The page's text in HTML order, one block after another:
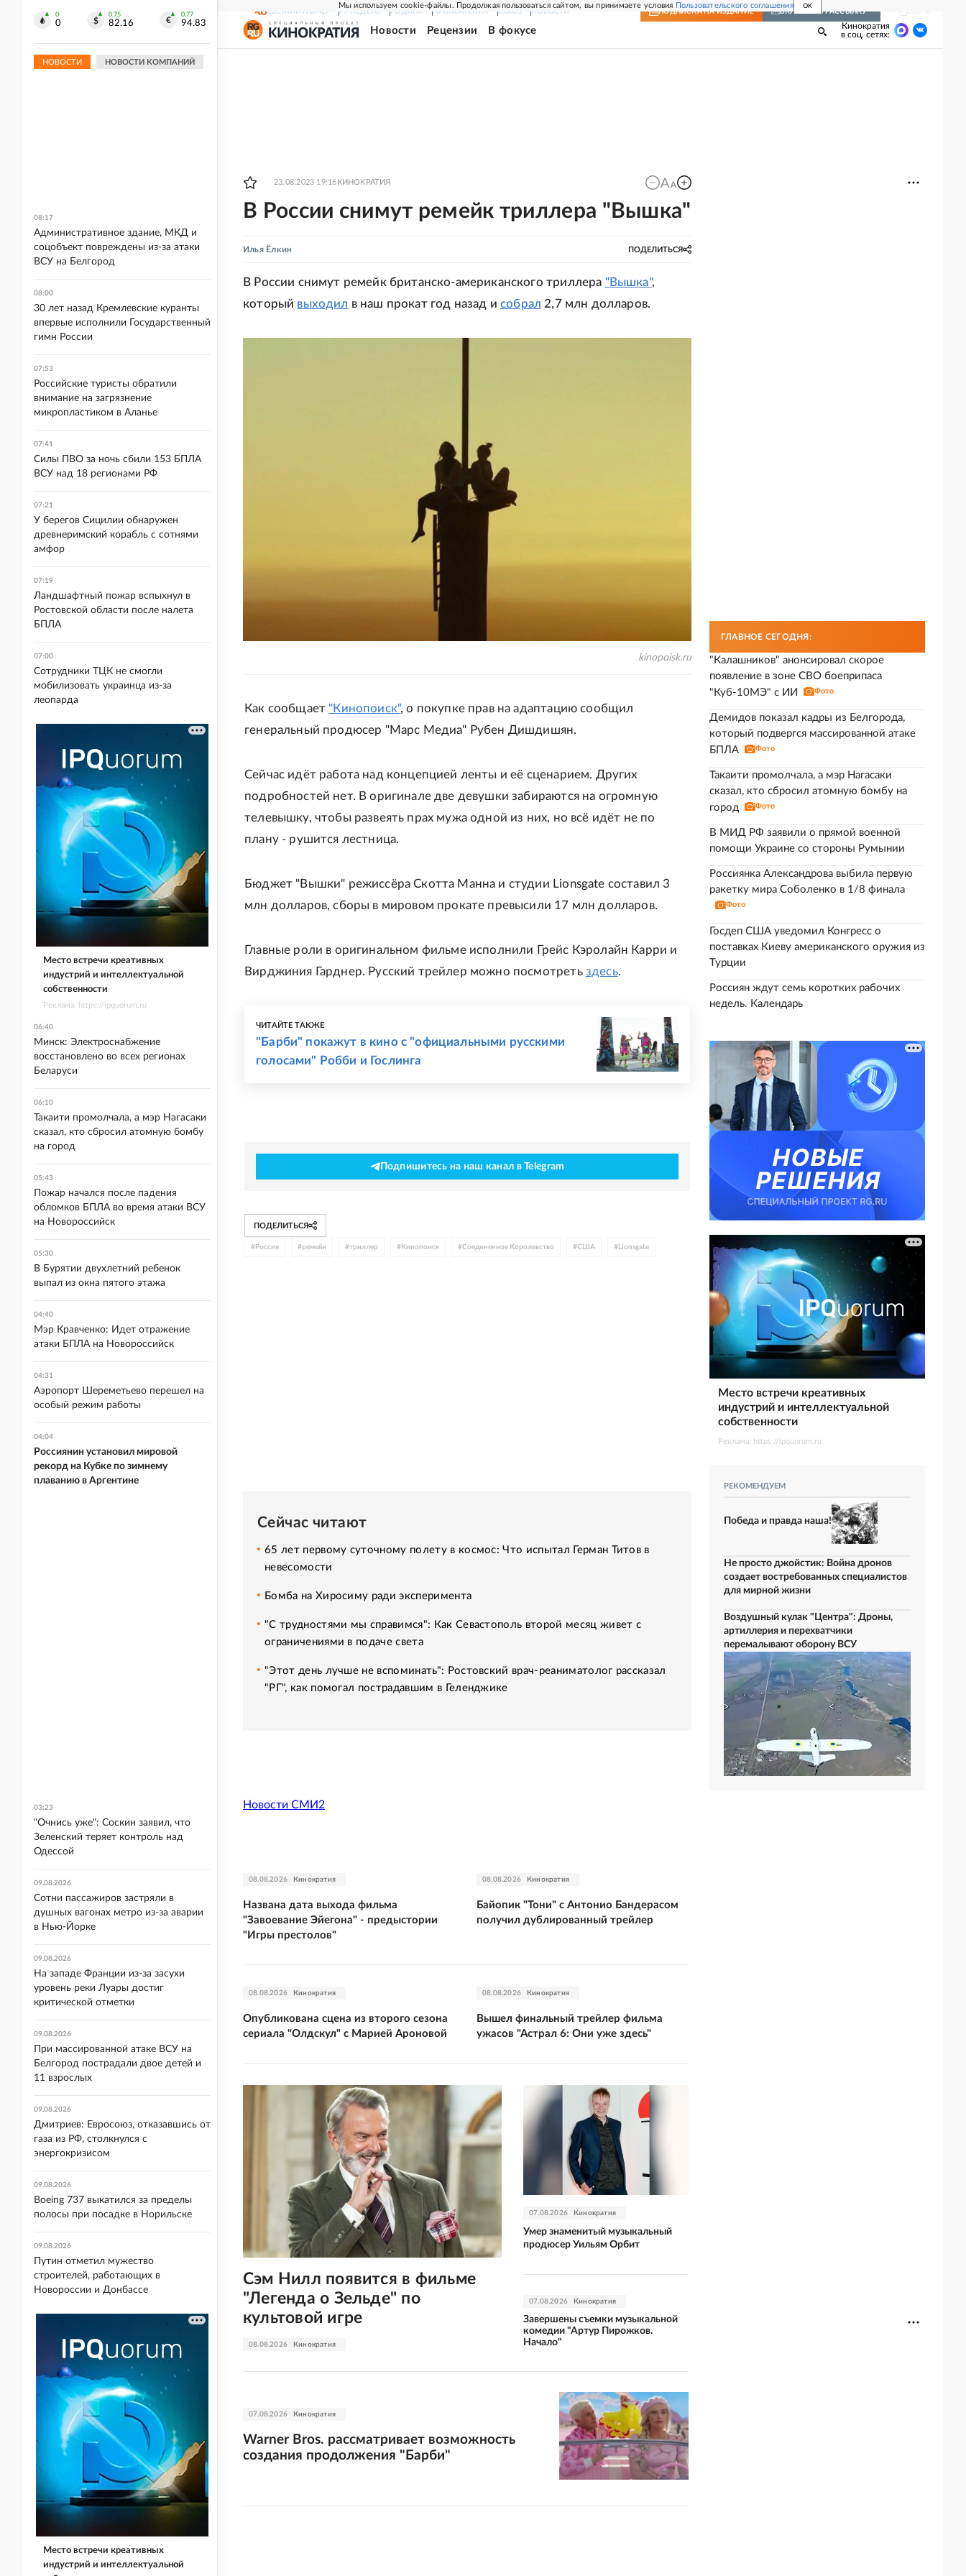
Мы используем cookie-файлы. Продолжая пользоваться сайтом, вы принимаете условия Пользовательского соглашения OK
СВЕЖИЙ НОМЕР РГ-НЕДЕЛЯ РОДИНА ПРИЛОЖЕНИЯ СОЮЗ НОВОСТИ ПОДПИСКА НА ИЗДАНИЕ ВКЛЮЧИТЬ РАССЫЛКУ
Новости Рецензии В фокусе
Кинократия
в соц. сетях:
23.08.2023 19:16 КИНОКРАТИЯ
В России снимут ремейк триллера "Вышка"
Илья Ёлкин ПОДЕЛИТЬСЯ
В России снимут ремейк британско-американского триллера "Вышка",
который выходил в наш прокат год назад и собрал 2,7 млн долларов.
kinopoisk.ru
Как сообщает "Кинопоиск", о покупке прав на адаптацию сообщил
генеральный продюсер "Марс Медиа" Рубен Дишдишян.
Сейчас идёт работа над концепцией ленты и её сценарием. Других
подробностей нет. В оригинале две девушки забираются на огромную
телевышку, чтобы развеять прах мужа одной из них, но всё идёт не по
плану - рушится лестница.
Бюджет "Вышки" режиссёра Скотта Манна и студии Lionsgate составил 3
млн долларов, сборы в мировом прокате превысили 17 млн долларов.
Главные роли в оригинальном фильме исполнили Грейс Кэролайн Карри и
Вирджиния Гарднер. Русский трейлер можно посмотреть здесь.
ЧИТАЙТЕ ТАКЖЕ
"Барби" покажут в кино с "официальными русскими
голосами" Робби и Гослинга
Подпишитесь на наш канал в Telegram
ПОДЕЛИТЬСЯ
# Россия #ремейк #триллер # Кинопоиск #Соединенное Королевство #США # Lionsgate
Сейчас читают
65 лет первому суточному полету в космос: Что испытал Герман Титов в
невесомости
Бомба на Хиросиму ради эксперимента
"С трудностями мы справимся": Как Севастополь второй месяц живет с
ограничениями в подаче света
"Этот день лучше не вспоминать": Ростовский врач-реаниматолог рассказал
"РГ", как помогал пострадавшим в Геленджике
Новости СМИ2
08.08.2026 Кинократия
Названа дата выхода фильма
"Завоевание Эйегона" - предыстории
"Игры престолов"
08.08.2026 Кинократия
Байопик "Тони" с Антонио Бандерасом
получил дублированный трейлер
08.08.2026 Кинократия
Опубликована сцена из второго сезона
сериала "Олдскул" с Марией Ароновой
08.08.2026 Кинократия
Вышел финальный трейлер фильма
ужасов "Астрал 6: Они уже здесь"
08.08.2026 Кинократия
Сэм Нилл появится в фильме
"Легенда о Зельде" по
культовой игре
07.08.2026 Кинократия
Умер знаменитый музыкальный
продюсер Уильям Орбит
07.08.2026 Кинократия
Завершены съемки музыкальной
комедии "Артур Пирожков.
Начало"
07.08.2026 Кинократия
Warner Bros. рассматривает возможность
создания продолжения "Барби"
ГЛАВНОЕ СЕГОДНЯ:
"Калашников" анонсировал скорое
появление в зоне СВО боеприпаса
"Куб-10МЭ" с ИИ
Фото
Демидов показал кадры из Белгорода,
который подвергся массированной атаке
БПЛА
Фото
Такаити промолчала, а мэр Нагасаки
сказал, кто сбросил атомную бомбу на
город
Фото
В МИД РФ заявили о прямой военной
помощи Украине со стороны Румынии
Россиянка Александрова выбила первую
ракетку мира Соболенко в 1/8 финала
Фото
Госдеп США уведомил Конгресс о
поставках Киеву американского оружия из
Турции
Россиян ждут семь коротких рабочих
недель. Календарь
Место встречи креативных
индустрий и интеллектуальной
собственности
Реклама. https://ipquorum.ru
РЕКОМЕНДУЕМ
Победа и правда наша!
Не просто джойстик: Война дронов
создает востребованных специалистов
для мирной жизни
Воздушный кулак "Центра": Дроны,
артиллерия и перехватчики
перемалывают оборону ВСУ
0
0
0.75
82.16
0.77
94.83
НОВОСТИ НОВОСТИ КОМПАНИЙ
08:17
Административное здание, МКД и
соцобъект повреждены из-за атаки
ВСУ на Белгород
08:00
30 лет назад Кремлевские куранты
впервые исполнили Государственный
гимн России
07:53
Российские туристы обратили
внимание на загрязнение
микропластиком в Аланье
07:41
Силы ПВО за ночь сбили 153 БПЛА
ВСУ над 18 регионами РФ
07:21
У берегов Сицилии обнаружен
древнеримский корабль с сотнями
амфор
07:19
Ландшафтный пожар вспыхнул в
Ростовской области после налета
БПЛА
07:00
Сотрудники ТЦК не смогли
мобилизовать украинца из-за
леопарда
Место встречи креативных
индустрий и интеллектуальной
собственности
Реклама. https://ipquorum.ru
06:40
Минск: Электроснабжение
восстановлено во всех регионах
Беларуси
06:10
Такаити промолчала, а мэр Нагасаки
сказал, кто сбросил атомную бомбу
на город
05:43
Пожар начался после падения
обломков БПЛА во время атаки ВСУ
на Новороссийск
05:30
В Бурятии двухлетний ребенок
выпал из окна пятого этажа
04:40
Мэр Кравченко: Идет отражение
атаки БПЛА на Новороссийск
04:31
Аэропорт Шереметьево перешел на
особый режим работы
04:04
Россиянин установил мировой
рекорд на Кубке по зимнему
плаванию в Аргентине
03:23
"Очнись уже": Соскин заявил, что
Зеленский теряет контроль над
Одессой
09.08.2026
Сотни пассажиров застряли в
душных вагонах метро из-за аварии
в Нью-Йорке
09.08.2026
На западе Франции из-за засухи
уровень реки Луары достиг
критической отметки
09.08.2026
При массированной атаке ВСУ на
Белгород пострадали двое детей и
11 взрослых
09.08.2026
Дмитриев: Евросоюз, отказавшись от
газа из РФ, столкнулся с
энергокризисом
09.08.2026
Boeing 737 выкатился за пределы
полосы при посадке в Норильске
09.08.2026
Путин отметил мужество
строителей, работающих в
Новороссии и Донбассе
Место встречи креативных
индустрий и интеллектуальной